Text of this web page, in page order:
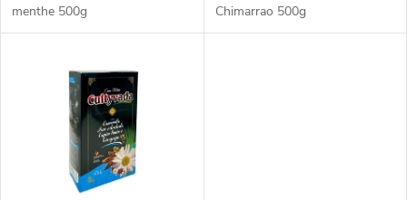
i
r
menthe 500g
Chimarrao 500g